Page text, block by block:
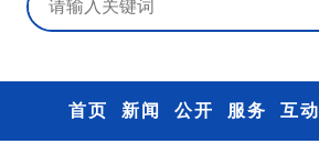
首页 新闻 公开 服务 互动